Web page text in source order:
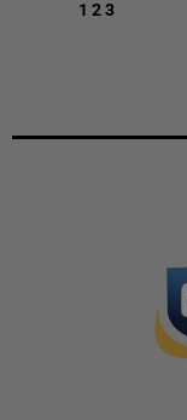
1 2 3